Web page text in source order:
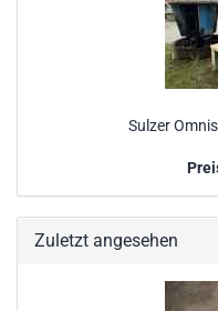
Sulzer
Zuletzt angesehen